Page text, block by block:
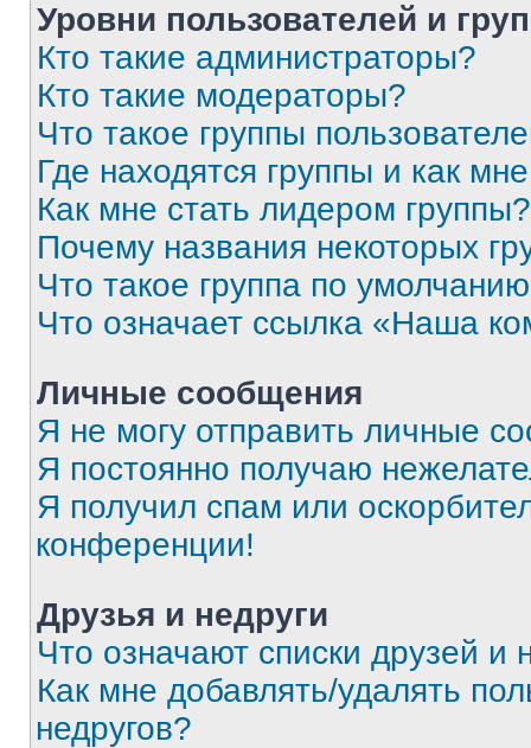
Уровни пользователей и
Кто такие администраторы?
Кто такие модераторы?
Что такое группы
Где находятся группы и как
Как мне стать лидером группы?
Почему названия некоторых
Что такое группа по
Что означает ссылка «Наша
Личные сообщения
Я не могу отправить личные
Я постоянно получаю
Я получил спам или
конференции!
Друзья и недруги
Что означают списки друзей и
Как мне добавлять/удалять
недругов?